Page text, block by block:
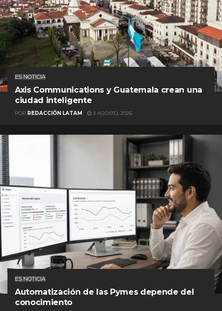
ES NOTICIA
Axis Communications y Guatemala crean una
ciudad inteligente
POR REDACCIÓN LATAM 3 AGOSTO, 2026
ES NOTICIA
Automatización de las Pymes depende del
conocimiento